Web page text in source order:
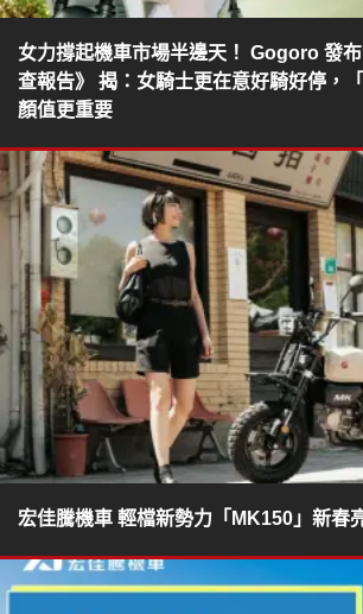
女力撐起機車市場半邊天！ Gogoro 發
查報告》 揭：女騎士更在意好騎好停，
顏值更重要
宏佳騰機車 輕檔新勢力「MK150」新春